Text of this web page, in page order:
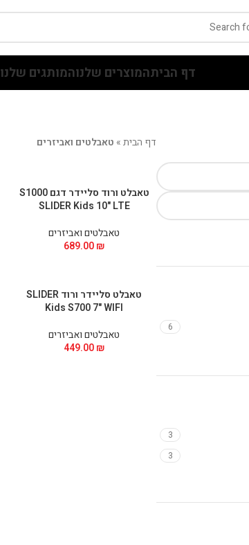
דף הביתהמוצרים שלנוהמותגים שלנו
6
3
3
דף הבית» טאבלטים ואביזרים
טאבלט ורוד סליידר דגם S1000
SLIDER Kids 10" LTE
טאבלטים ואביזרים
689.00₪
טאבלט סליידר ורוד SLIDER
Kids S700 7" WIFI
טאבלטים ואביזרים
449.00₪